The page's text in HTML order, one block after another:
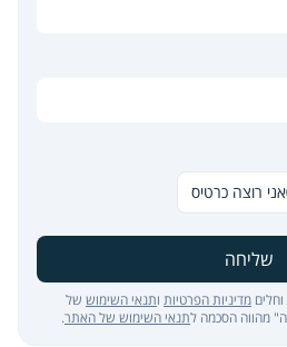
אני רוצה כרטיס
שליחה
מדיניות הפרטיות ותנאי השימוש של
תנאי השימוש של האתר.